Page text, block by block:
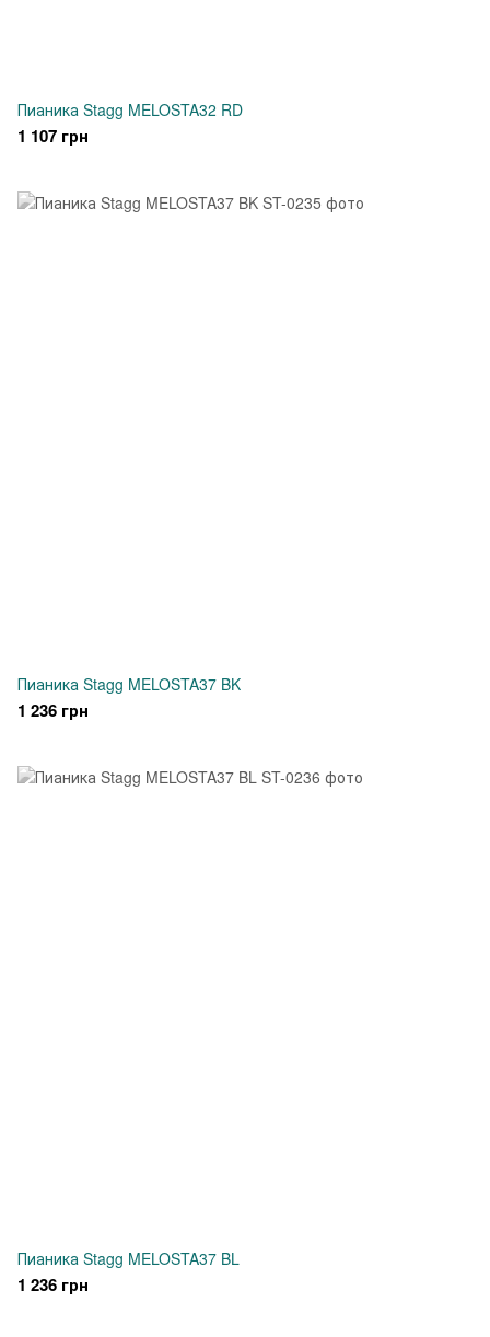
Пианика Stagg MELOSTA32 RD
1 107 грн
Пианика Stagg MELOSTA37 BK
1 236 грн
Пианика Stagg MELOSTA37 BL
1 236 грн